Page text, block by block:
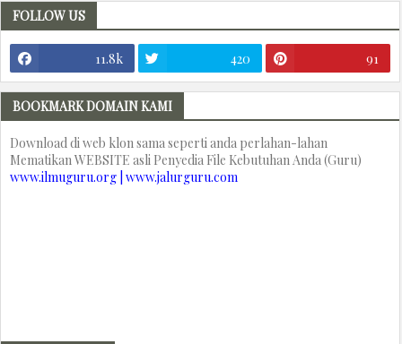
FOLLOW US
11.8k 420 91
BOOKMARK DOMAIN KAMI
Download di web klon sama seperti anda perlahan-lahan
Mematikan WEBSITE asli Penyedia File Kebutuhan Anda (Guru)
www.ilmuguru.org | www.jalurguru.com